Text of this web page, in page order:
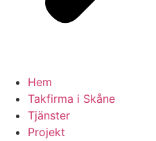
Hem
Takfirma i Skåne
Tjänster
Projekt